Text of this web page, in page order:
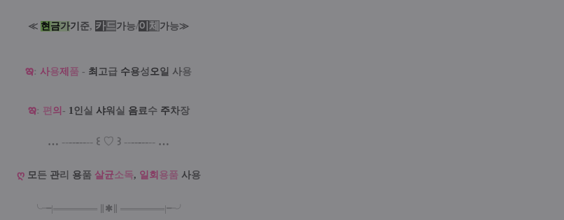
≪ 현금가기 준, 카드 가능/이 체 가능≫
ఇ: 사용제 품 - 최 고급 수용성오일 사용
ఇ: 편 의 - 1인실 샤워 실 음료수 주차장
… --------- ꒰ ♡ ꒱ --------- …
ღ 모든 관리 용품 살균소독, 일 회 용품 사용
╰╼|═══════ ✱ ═══════|╾╯